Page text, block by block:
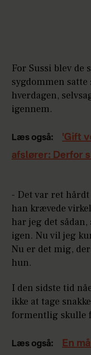
For Sussi blev de
sygdommen
hverdagen,
igennem.
Læs også:
'Gift
afslører: Derfor
- Det var ret
han krævede
har jeg det
igen. Nu vil jeg
Nu er det mig,
hun.
I den sidste tid
ikke at tage
formentlig skulle
Læs også:
En